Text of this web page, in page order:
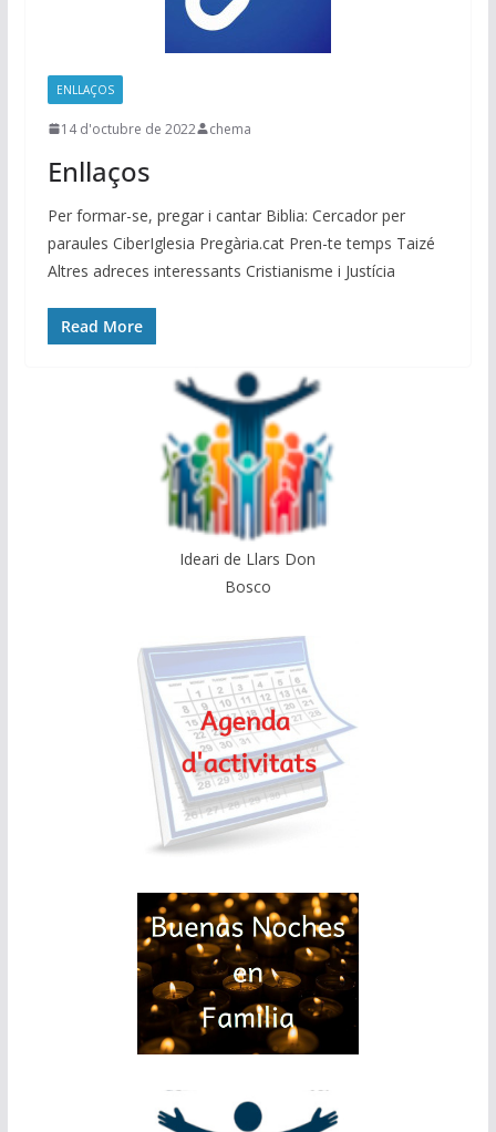
ENLLAÇOS
14 d'octubre de 2022 chema
Enllaços
Per formar-se, pregar i cantar Biblia: Cercador per
paraules CiberIglesia Pregària.cat Pren-te temps Taizé
Altres adreces interessants Cristianisme i Justícia
Read More
Ideari de Llars Don
Bosco